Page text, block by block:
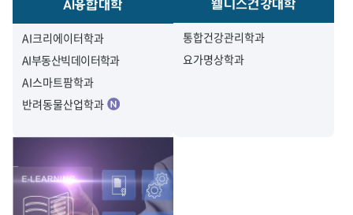
AI융합대학
AI크리에이터학과
AI부동산빅데이터학과
AI스마트팜학과
반려동물산업학과
웰니스건강대학
통합건강관리학과
요가명상학과